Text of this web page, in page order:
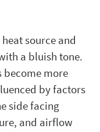
source and
a bluish tone.
become more
by factors
side facing
and airflow